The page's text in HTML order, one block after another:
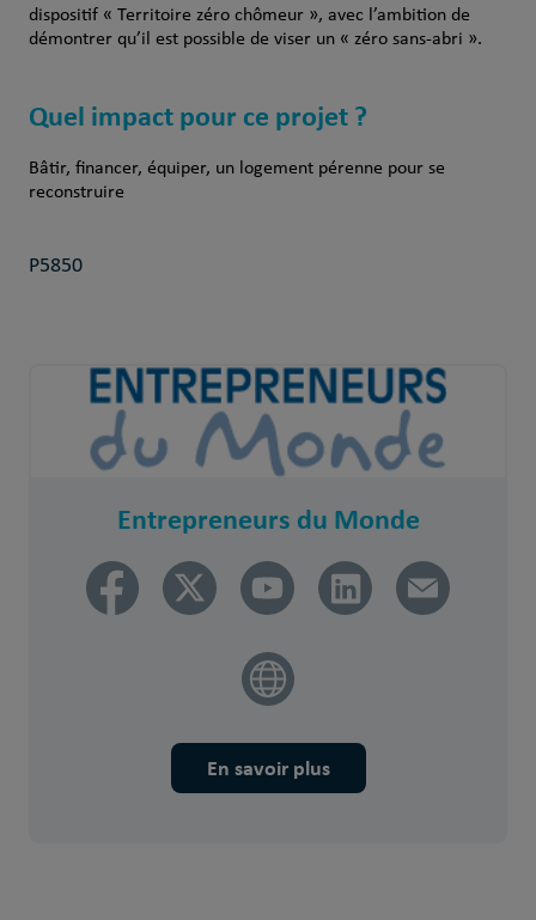
dispositif « Territoire zéro chômeur », avec l’ambition de
démontrer qu’il est possible de viser un « zéro sans-abri ».
Quel impact pour ce projet ?
Bâtir, financer, équiper, un logement pérenne pour se
reconstruire
P5850
Entrepreneurs du Monde
En savoir plus